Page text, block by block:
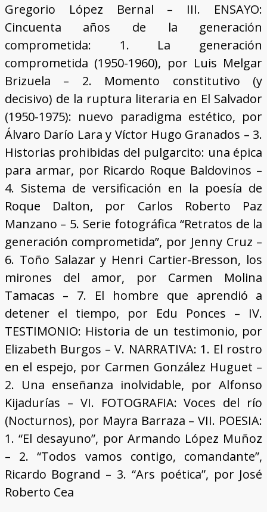
Gregorio López Bernal – III. ENSAYO:
Cincuenta años de la generación
comprometida: 1. La generación
comprometida (1950-1960), por Luis Melgar
Brizuela – 2. Momento constitutivo (y
decisivo) de la ruptura literaria en El Salvador
(1950-1975): nuevo paradigma estético, por
Álvaro Darío Lara y Víctor Hugo Granados – 3.
Historias prohibidas del pulgarcito: una épica
para armar, por Ricardo Roque Baldovinos –
4. Sistema de versificación en la poesía de
Roque Dalton, por Carlos Roberto Paz
Manzano – 5. Serie fotográfica “Retratos de la
generación comprometida”, por Jenny Cruz –
6. Toño Salazar y Henri Cartier-Bresson, los
mirones del amor, por Carmen Molina
Tamacas – 7. El hombre que aprendió a
detener el tiempo, por Edu Ponces – IV.
TESTIMONIO: Historia de un testimonio, por
Elizabeth Burgos – V. NARRATIVA: 1. El rostro
en el espejo, por Carmen González Huguet –
2. Una enseñanza inolvidable, por Alfonso
Kijadurías – VI. FOTOGRAFIA: Voces del río
(Nocturnos), por Mayra Barraza – VII. POESIA:
1. “El desayuno”, por Armando López Muñoz
– 2. “Todos vamos contigo, comandante”,
Ricardo Bogrand – 3. “Ars poética”, por José
Roberto Cea